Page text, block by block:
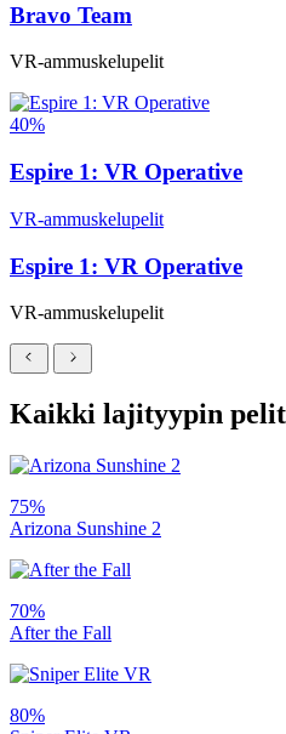
Bravo Team
VR-ammuskelupelit
40%
Espire 1: VR Operative
VR-ammuskelupelit
Espire 1: VR Operative
VR-ammuskelupelit
Kaikki lajityypin pelit
75%
Arizona Sunshine 2
70%
After the Fall
80%